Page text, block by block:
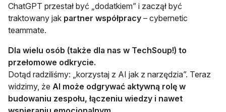
ChatGPT przestał być „dodatkiem” i zaczął być
traktowany jak partner współpracy – cybernetic
teammate.
Dla wielu osób (także dla nas w TechSoup!) to
przełomowe odkrycie.
Dotąd radziliśmy: „korzystaj z AI jak z narzędzia”. Teraz
widzimy, że AI może odgrywać aktywną rolę w
budowaniu zespołu, łączeniu wiedzy i nawet